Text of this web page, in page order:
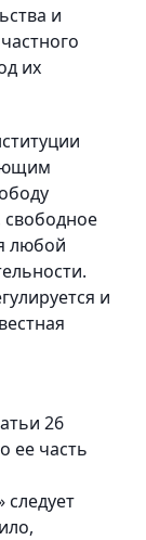
и
их
свободное
любой
и
26
ее часть
следует